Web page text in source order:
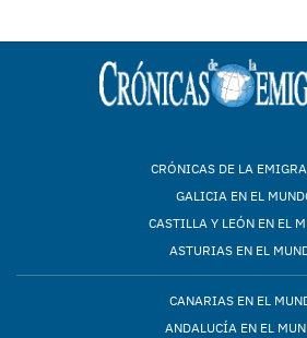
CRÓNICAS DE LA
GALICIA EN EL
CASTILLA Y LEÓN EN EL
ASTURIAS EN EL
CANARIAS EN EL
ANDALUCÍA EN EL